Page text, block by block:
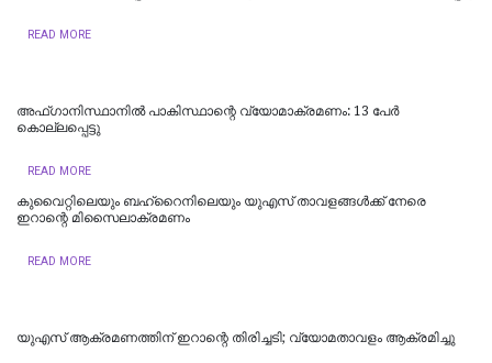
READ MORE
അഫ്ഗാനിസ്ഥാനിൽ പാകിസ്ഥാന്റെ വ്യോമാക്രമണം: 13 പേർ
കൊല്ലപ്പെട്ടു
READ MORE
കുവൈറ്റിലെയും ബഹ്‌റൈനിലെയും യുഎസ് താവളങ്ങൾക്ക് നേരെ
ഇറാന്റെ മിസൈലാക്രമണം
READ MORE
യുഎസ് ആക്രമണത്തിന് ഇറാന്റെ തിരിച്ചടി; വ്യോമതാവളം ആക്രമിച്ചു